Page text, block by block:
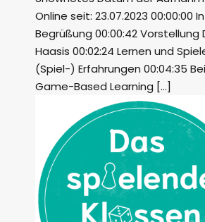
Online seit: 23.07.2023 00:00:00
Begrüßung 00:00:42 Vorstellung
Haasis 00:02:24 Lernen und
(Spiel-) Erfahrungen 00:04:35
Game-Based Learning […]